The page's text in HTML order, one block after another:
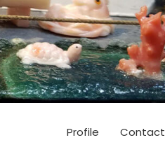
Profile Contact